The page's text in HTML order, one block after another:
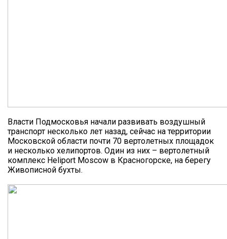
Власти Подмосковья начали развивать воздушный
транспорт несколько лет назад, сейчас на территории
Московской области почти 70 вертолетных площадок
и несколько хелипортов. Один из них – вертолетный
комплекс Heliport Moscow в Красногорске, на берегу
Живописной бухты.